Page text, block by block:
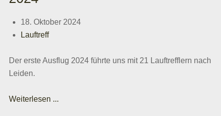
18. Oktober 2024
Lauftreff
Der erste Ausflug 2024 führte uns mit 21 Lauftrefflern nach
Leiden.
Weiterlesen ...